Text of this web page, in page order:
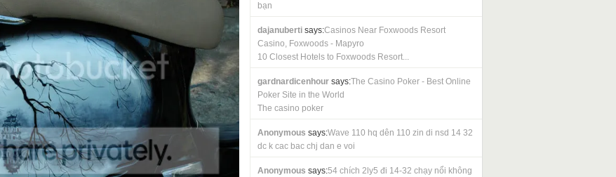
bạn
dajanubertisays:Casinos Near Foxwoods Resort
Casino, Foxwoods - Mapyro
10 Closest Hotels to Foxwoods Resort...
gardnardicenhoursays:The Casino Poker - Best Online
Poker Site in the World
The casino poker
Anonymous says:Wave 110 hq dên 110 zin di nsd 14 32
dc k cac bac chj dan e voi
Anonymous says:54 chích 2ly5 đi 14-32 chạy nổi không